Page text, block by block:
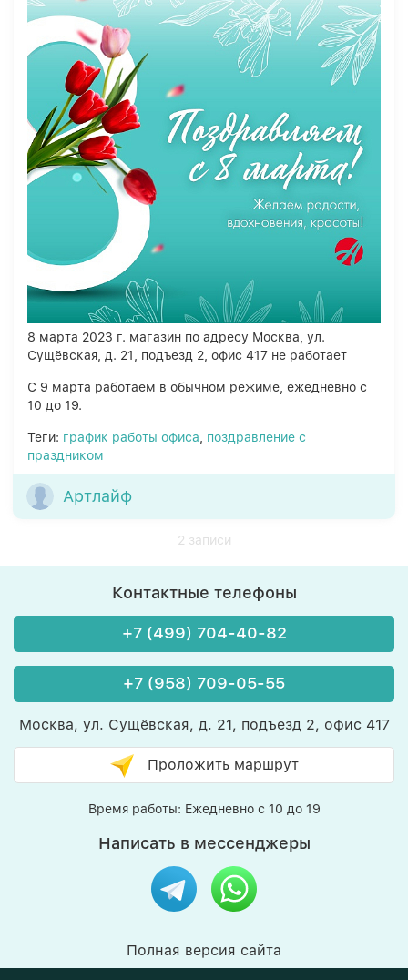
8 марта 2023 г. магазин по адресу Москва, ул.
Сущёвская, д. 21, подъезд 2, офис 417 не работает
С 9 марта работаем в обычном режиме, ежедневно с
10 до 19.
Теги: график работы офиса
поздравление с
праздником
Артлайф
2 записи
Контактные телефоны
+7 (499) 704-40-82
+7 (958) 709-05-55
Москва, ул. Сущёвская, д. 21, подъезд 2, офис 417
Проложить маршрут
Время работы: Ежедневно с 10 до 19
Написать в мессенджеры
Полная версия сайта